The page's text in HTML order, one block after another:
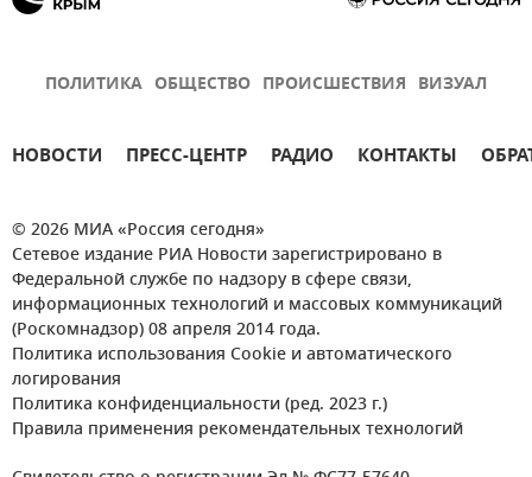
ПОЛИТИКА ОБЩЕСТВО ПРОИСШЕСТВИЯ ВИЗУАЛ
НОВОСТИ ПРЕСС-ЦЕНТР РАДИО КОНТАКТЫ
© 2026 МИА «Россия сегодня»
Сетевое издание РИА Новости зарегистрировано в
Федеральной службе по надзору в сфере связи,
информационных технологий и массовых коммуникаций
(Роскомнадзор) 08 апреля 2014 года.
Политика использования Cookie и автоматического
логирования
Политика конфиденциальности (ред. 2023 г.)
Правила применения рекомендательных технологий